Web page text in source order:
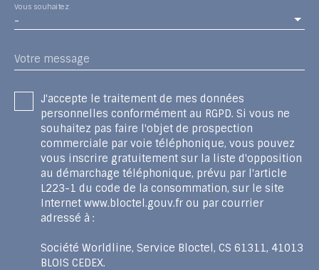
-
Vous souhaitez
Votre message
J'accepte le traitement de mes données
personnelles conformément au RGPD. Si vous ne
souhaitez pas faire l'objet de prospection
commerciale par voie téléphonique, vous pouvez
vous inscrire gratuitement sur la liste d'opposition
au démarchage téléphonique, prévu par l'article
L223-1 du code de la consommation, sur le site
Internet www.bloctel.gouv.fr ou par courrier
adressé à :
Société Worldline, Service Bloctel, CS 61311, 41013
BLOIS CEDEX.